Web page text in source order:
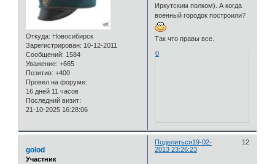
Откуда: Новосибирск
Зарегистрирован: 10-12-2011
Сообщений: 1584
Уважение: +665
Позитив: +400
Провел на форуме:
16 дней 11 часов
Последний визит:
21-10-2025 16:28:06
Иркутским полком). А когда
военный городок построили?
Так что правы все.
0
Поделиться 12
19-02-
2013 23:26:23
golod
Участник